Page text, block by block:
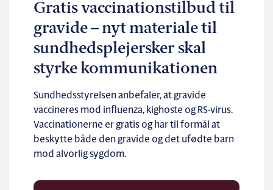
Gratis vaccinationstilbud til
gravide – nyt materiale til
sundhedsplejersker skal
styrke kommunikationen
Sundhedsstyrelsen anbefaler, at gravide
vaccineres mod influenza, kighoste og RS-virus.
Vaccinationerne er gratis og har til formål at
beskytte både den gravide og det ufødte barn
mod alvorlig sygdom.